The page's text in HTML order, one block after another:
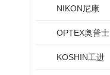
NIKON尼康
OPTEX奥普士
KOSHIN工进